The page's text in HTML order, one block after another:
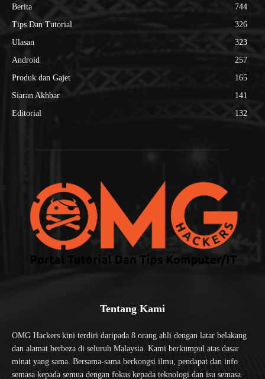
Berita
744
Tips Dan Tutorial
326
Ulasan
323
Android
257
Produk dan Gajet
165
Siaran Akhbar
141
Editorial
132
Tentang Kami
OMG Hackers kini terdiri daripada 8 orang ahli dengan latar belakang
dan alamat berbeza di seluruh Malaysia. Kami berkumpul atas dasar
minat yang sama. Bersama-sama berkongsi ilmu, pendapat dan info
semasa kepada semua dengan fokus kepada teknologi dan isu semasa.